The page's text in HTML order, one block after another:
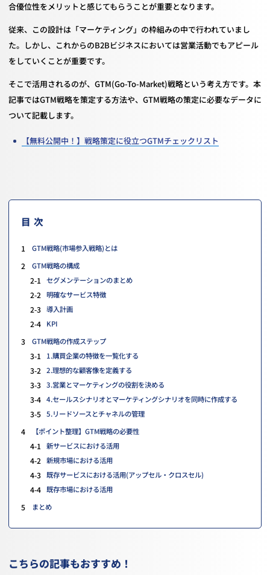
合優位性をメリットと感じてもらうことが重要となります。
従来、この設計は「マーケティング」の枠組みの中で行われていまし
た。しかし、これからのB2Bビジネスにおいては営業活動でもアピール
をしていくことが重要です。
そこで活用されるのが、GTM(Go-To-Market)戦略という考え方です。本
記事ではGTM戦略を策定する方法や、GTM戦略の策定に必要なデータに
ついて記載します。
【無料公開中！】戦略策定に役立つGTMチェックリスト
目次
1 GTM戦略(市場参入戦略)とは
2 GTM戦略の構成
2-1 セグメンテーションのまとめ
2-2 明確なサービス特徴
2-3 導入計画
2-4 KPI
3 GTM戦略の作成ステップ
3-1 1.購買企業の特徴を一覧化する
3-2 2.理想的な顧客像を定義する
3-3 3.営業とマーケティングの役割を決める
3-4 4.セールスシナリオとマーケティングシナリオを同時に作成する
3-5 5.リードソースとチャネルの管理
4 【ポイント整理】GTM戦略の必要性
4-1 新サービスにおける活用
4-2 新規市場における活用
4-3 既存サービスにおける活用(アップセル・クロスセル)
4-4 既存市場における活用
5 まとめ
こちらの記事もおすすめ！